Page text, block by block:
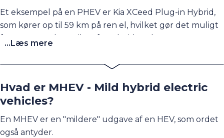
Et eksempel på en PHEV er Kia XCeed Plug-in Hybrid,
som kører op til 59 km på ren el, hvilket gør det muligt
for mange at køre til og fra arbejde uden at
model fra 0-100% blot cirka 3,5 time - afhængig af
hybrid oplades batteriet også under kørsel.
Kører du både by-, lande- og en mindre del
motorvejskørsel, og ønsker du at køre på strøm over
...Læs mere
Hvad er MHEV - Mild hybrid electric
vehicles?
En MHEV er en "mildere" udgave af en HEV, som ordet
også antyder.